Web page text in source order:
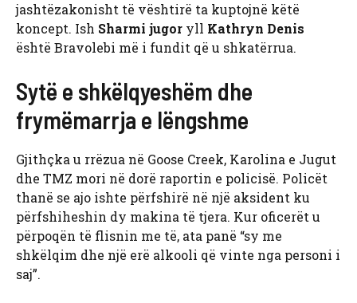
jashtëzakonisht të vështirë ta kuptojnë këtë
koncept. Ish Sharmi jugor yll Kathryn Denis
është Bravolebi më i fundit që u shkatërrua.
Sytë e shkëlqyeshëm dhe
frymëmarrja e lëngshme
Gjithçka u rrëzua në Goose Creek, Karolina e Jugut
dhe TMZ mori në dorë raportin e policisë. Policët
thanë se ajo ishte përfshirë në një aksident ku
përfshiheshin dy makina të tjera. Kur oficerët u
përpoqën të flisnin me të, ata panë “sy me
shkëlqim dhe një erë alkooli që vinte nga personi i
saj”.